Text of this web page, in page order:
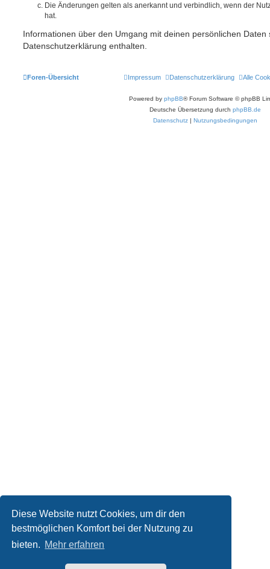
Diese Website nutzt Cookies, um dir den
bestmöglichen Komfort bei der Nutzung zu
bieten. Mehr erfahren
Die Änderungen gelten als anerkannt und verbindlich, wenn der
hat.
Informationen über den Umgang mit deinen persönlichen Daten
Datenschutzerklärung enthalten.
Foren-Übersicht Alle
Datenschutzerklärung
Impressum
Powered by phpBB® Forum Software © phpBB
Deutsche Übersetzung durch phpBB.de
Datenschutz | Nutzungsbedingungen